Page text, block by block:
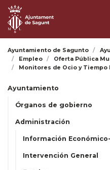
Ayuntamiento de Sagunto
Empleo
Oferta Pública
Monitores de Ocio y Tiempo
Ayuntamiento
Órganos de gobierno
Administración
Información
Intervención General